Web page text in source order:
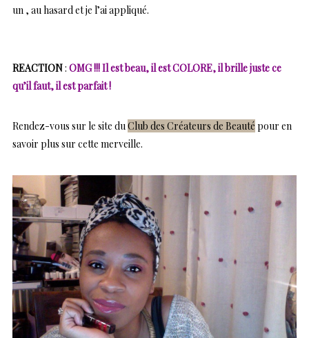
un , au hasard et je l’ai appliqué.
REACTION: OMG !!! Il est beau, il est COLORE, il brille juste ce
qu’il faut, il est parfait !
Rendez-vous sur le site duClub des Créateurs de Beauté pour en
savoir plus sur cette merveille.